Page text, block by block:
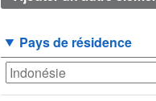
Pays de résidence